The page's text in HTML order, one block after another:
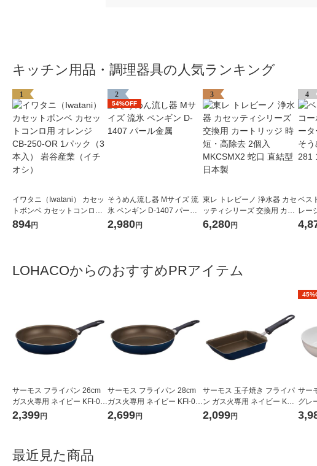
キッチン用品・調理器具の人気ランキング
1
イワタニ（Iwatani） カセッ
トボンベ カセットコンロ用
オレンジ CB-250-OR 1パッ
894円
2
54%OFF
そうめん流し器 Mサイズ 流
氷 ペンギン D-1407 パール
金属
2,980円
3
東レ トレビーノ 浄水器 カセ
ッティシリーズ 交換用 カー
トリッジ 時短・高除去 2個
入 MKCSMX2 蛇口 直結型
6,280円
4
ベス
レー
イダ
ト
LOHACOからのおすすめPRアイテム
サーモス フライパン 26cm
ガス火専用 ネイビー KFI-02
6 NVY 1個
2,399円
サーモス フライパン 28cm
ガス火専用 ネイビー KFI-02
8 NVY 1個
2,699円
サーモス 玉子焼き フライパ
ン ガス火専用 ネイビー KFI-
013E NVY 1個
2,099円
サー
グレ
FO-
量
最近見た商品